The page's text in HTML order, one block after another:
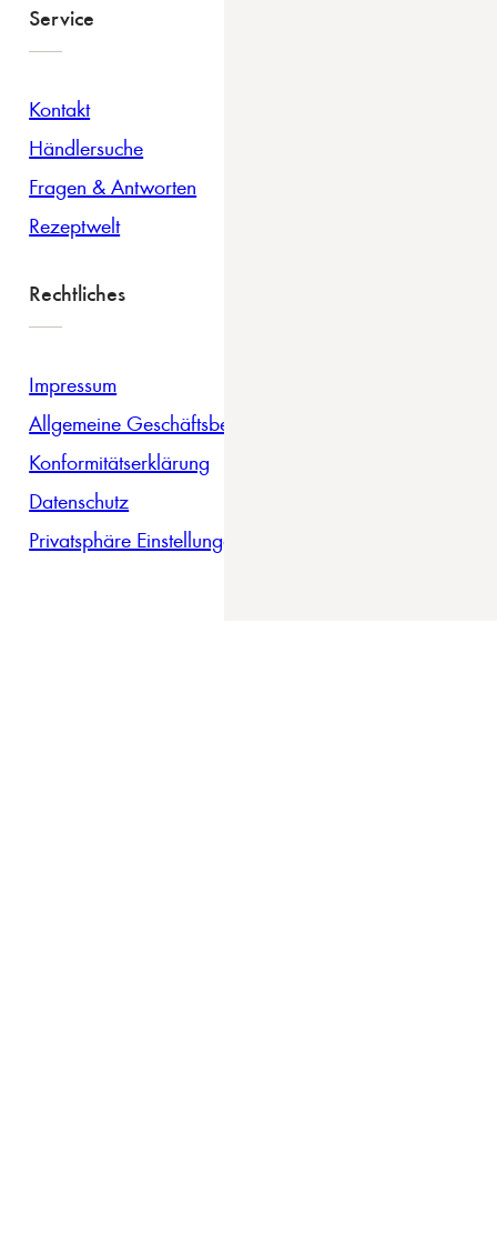
Service
Kontakt
Händlersuche
Fragen & Antworten
Rezeptwelt
Rechtliches
Impressum
Allgemeine Geschäftsbedingungen
Konformitätserklärung
Datenschutz
Privatsphäre Einstellungen